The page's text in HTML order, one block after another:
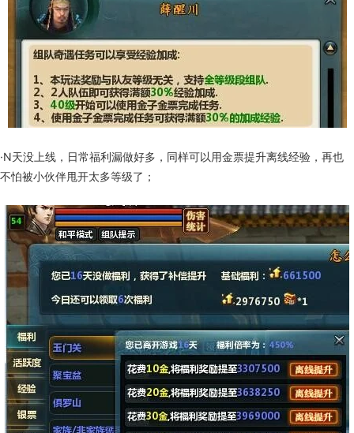
·N天没上线，日常福利漏做好多，同样可以用金票提升离线经验，再也
不怕被小伙伴甩开太多等级了；